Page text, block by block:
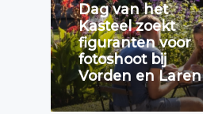
Dag van het
Kasteel zoekt
figuranten voor
fotoshoot bij
Vorden en Laren